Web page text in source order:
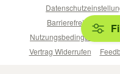
Nutzungsbedingungen
Vertrag Widerrufen